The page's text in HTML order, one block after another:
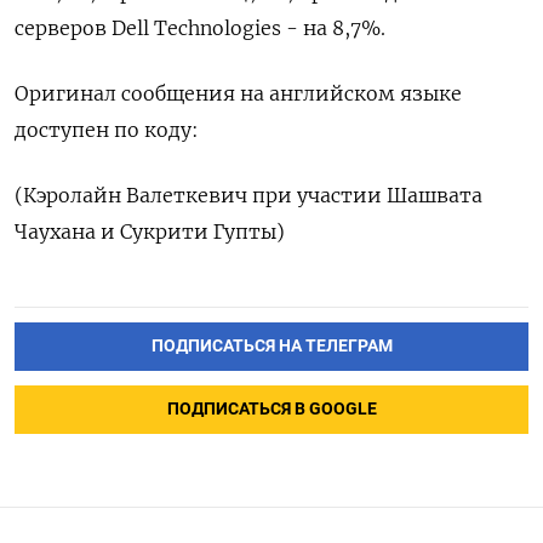
серверов Dell Technologies - на 8,7%.
Оригинал сообщения на английском языке
доступен по коду:
(Кэролайн Валеткевич при участии Шашвата
Чаухана и Сукрити Гупты)
ПОДПИСАТЬСЯ НА ТЕЛЕГРАМ
ПОДПИСАТЬСЯ В GOOGLE